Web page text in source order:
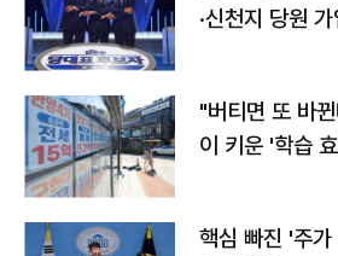
·신천지 당원
"버티면 또 바
이 키운 '학습
핵심 빠진 '주